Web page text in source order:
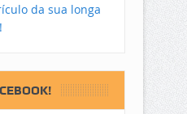
da sua longa